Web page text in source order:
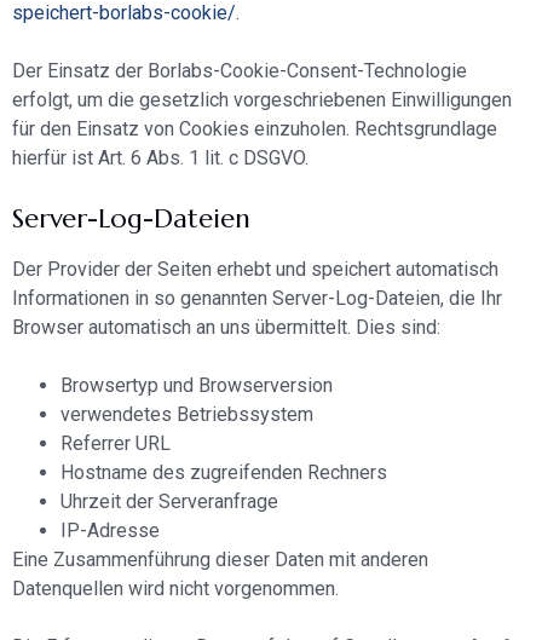
speichert-borlabs-cookie/.
Der Einsatz der Borlabs-Cookie-Consent-Technologie
erfolgt, um die gesetzlich vorgeschriebenen Einwilligungen
für den Einsatz von Cookies einzuholen. Rechtsgrundlage
hierfür ist Art. 6 Abs. 1 lit. c DSGVO.
Server-Log-Dateien
Der Provider der Seiten erhebt und speichert automatisch
Informationen in so genannten Server-Log-Dateien, die Ihr
Browser automatisch an uns übermittelt. Dies sind:
Browsertyp und Browserversion
verwendetes Betriebssystem
Referrer URL
Hostname des zugreifenden Rechners
Uhrzeit der Serveranfrage
IP-Adresse
Eine Zusammenführung dieser Daten mit anderen
Datenquellen wird nicht vorgenommen.